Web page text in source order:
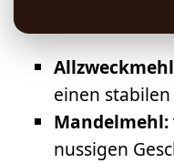
einen
Mandelmehl:
nussigen